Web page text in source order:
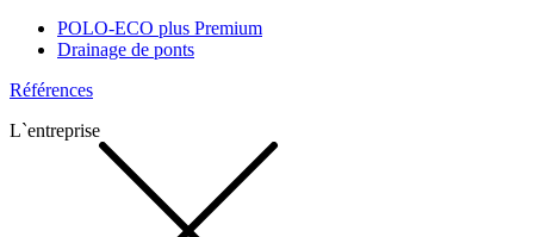
POLO-ECO plus Premium
Drainage de ponts
Références
L`entreprise